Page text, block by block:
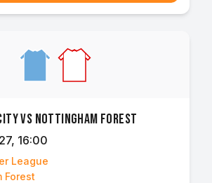
vs Nottingham Forest
, 16:00
League
Forest